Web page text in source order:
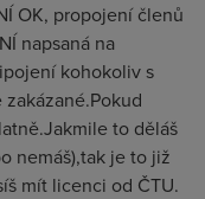
OK, propojení členů
napsaná na
kohokoliv s
to děláš
nemáš),tak je to již
mít licenci od ČTU.